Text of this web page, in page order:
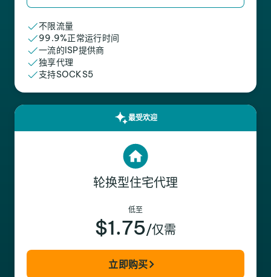
不限流量
99.9%正常运行时间
一流的ISP提供商
独享代理
支持SOCKS5
最受欢迎
轮换型住宅代理
低至
$1.75/仅需
立即购买